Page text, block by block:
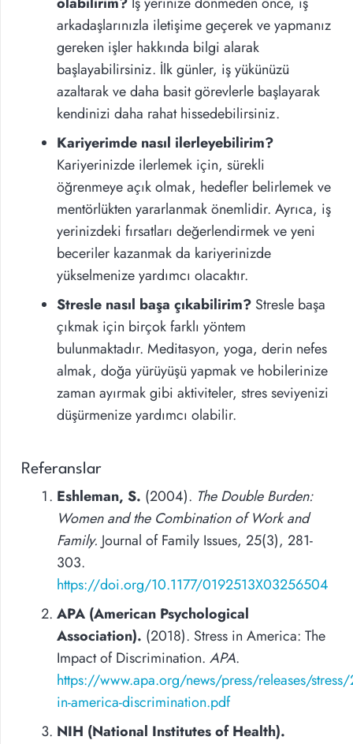
arkadaşlarınızla iletişime geçerek ve yapmanız
gereken işler hakkında bilgi alarak
başlayabilirsiniz. İlk günler, iş yükünüzü
azaltarak ve daha basit görevlerle başlayarak
kendinizi daha rahat hissedebilirsiniz.
Kariyerimde nasıl ilerleyebilirim?
Kariyerinizde ilerlemek için, sürekli
öğrenmeye açık olmak, hedefler belirlemek ve
mentörlükten yararlanmak önemlidir. Ayrıca, iş
yerinizdeki fırsatları değerlendirmek ve yeni
beceriler kazanmak da kariyerinizde
yükselmenize yardımcı olacaktır.
Stresle nasıl başa çıkabilirim? Stresle başa
çıkmak için birçok farklı yöntem
bulunmaktadır. Meditasyon, yoga, derin nefes
almak, doğa yürüyüşü yapmak ve hobilerinize
zaman ayırmak gibi aktiviteler, stres seviyenizi
düşürmenize yardımcı olabilir.
Referanslar
Eshleman, S. (2004). The Double Burden:
Women and the Combination of Work and
Family. Journal of Family Issues, 25(3), 281-
303.
https://doi.org/10.1177/0192513X03256504
APA (American Psychological
Association). (2018). Stress in America: The
Impact of Discrimination. APA.
https://www.apa.org/news/press/releases/stress/
in-america-discrimination.pdf
NIH (National Institutes of Health).